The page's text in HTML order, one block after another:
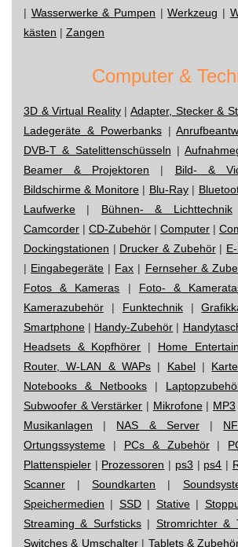
| Wasserwerke & Pumpen |Werkzeug |
kästen | Zangen
Computer &
3D & Virtual Reality|Adapter, Stecker &
Ladegeräte & Powerbanks|
DVB-T & Satelittenschüsseln |
Beamer & Projektoren | Bild- &
Bildschirme & Monitore| Blu-Ray|
Laufwerke | Bühnen- & Lichttechnik
Camcorder | CD-Zubehör | Computer |
Dockingstationen | Drucker & Zubehör|
| Eingabegeräte | Fax | Fernseher &
Fotos & Kameras | Foto- &
Kamerazubehör | Funktechnik|
Smartphone | Handy-Zubehör |
Headsets & Kopfhörer | Home
Router, W-LAN & WAPs | Kabel|
Notebooks & Netbooks |
Subwoofer & Verstärker | Mikrofone| MP3
Musikanlagen | NAS & Server|
Ortungssysteme | PCs & Zubehör|
Plattenspieler | Prozessoren | ps3 | ps4 |
Scanner |Soundkarten |
Speichermedien | SSD| Stative|
Streaming & Surfsticks| Stromrichter &
Switches & Umschalter| Tablets &